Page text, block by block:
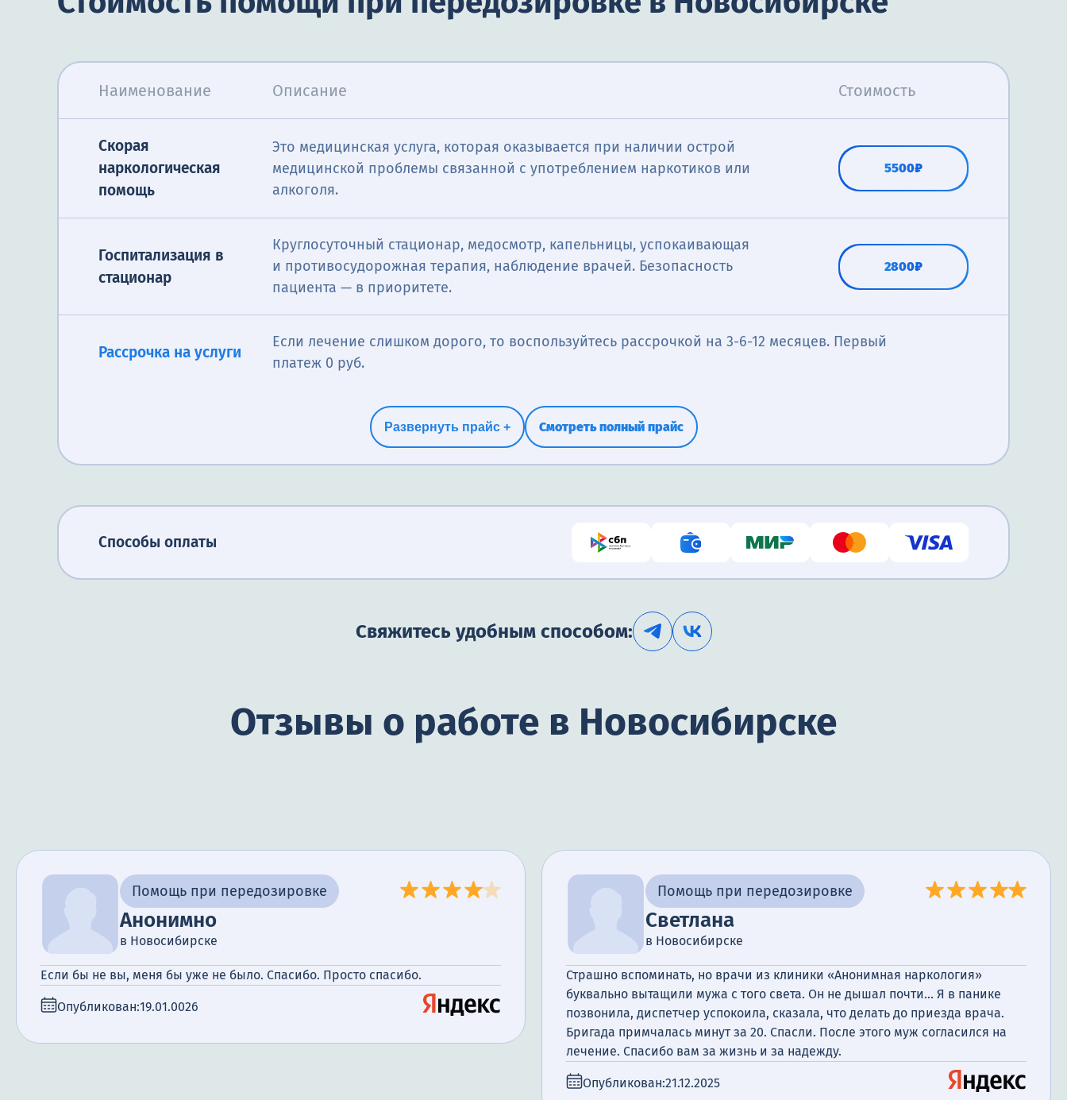
Наименование Описание Стоимость
Скорая
наркологическая
помощь
Это медицинская услуга, которая оказывается при наличии острой
медицинской проблемы связанной с употреблением наркотиков или
алкоголя.
5500₽
Госпитализация в
стационар
Круглосуточный стационар, медосмотр, капельницы, успокаивающая
и противосудорожная терапия, наблюдение врачей. Безопасность
пациента — в приоритете.
2800₽
Рассрочка на услуги
Если лечение слишком дорого, то воспользуйтесь рассрочкой на 3-6-12 месяцев. Первый
платеж 0 руб.
Развернуть прайс + Смотреть полный прайс
Способы оплаты
Свяжитесь удобным способом:
Отзывы о работе в Новосибирске
Помощь при передозировке
Анонимно
в Новосибирске
Если бы не вы, меня бы уже не было. Спасибо. Просто спасибо.
Опубликован:19.01.0026
Помощь при передозировке
Светлана
в Новосибирске
Страшно вспоминать, но врачи из клиники «Анонимная наркология»
буквально вытащили мужа с того света. Он не дышал почти... Я в панике
позвонила, диспетчер успокоила, сказала, что делать до приезда врача.
Бригада примчалась минут за 20. Спасли. После этого муж согласился на
лечение. Спасибо вам за жизнь и за надежду.
Опубликован:21.12.2025